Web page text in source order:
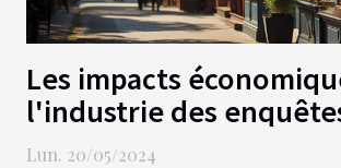
Les impacts
l'industrie des
sur les petites villes
Lun. 20/05/2024